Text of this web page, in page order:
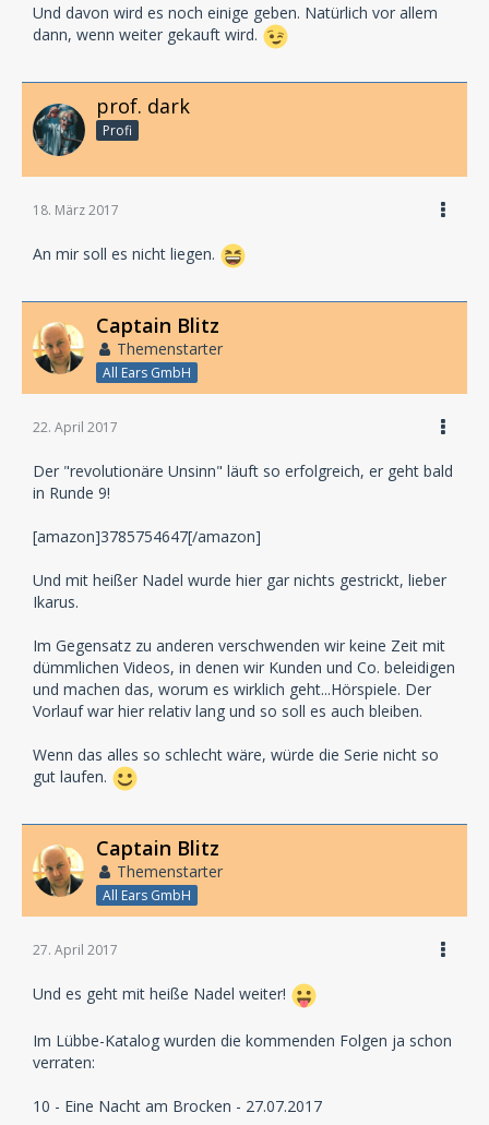
Und davon wird es noch einige geben. Natürlich vor allem
dann, wenn weiter gekauft wird.
prof. dark
Profi
18. März 2017
An mir soll es nicht liegen.
Captain Blitz
Themenstarter
All Ears GmbH
22. April 2017
Der "revolutionäre Unsinn" läuft so erfolgreich, er geht bald
in Runde 9!
[amazon]3785754647[/amazon]
Und mit heißer Nadel wurde hier gar nichts gestrickt, lieber
Ikarus.
Im Gegensatz zu anderen verschwenden wir keine Zeit mit
dümmlichen Videos, in denen wir Kunden und Co. beleidigen
und machen das, worum es wirklich geht...Hörspiele. Der
Vorlauf war hier relativ lang und so soll es auch bleiben.
Wenn das alles so schlecht wäre, würde die Serie nicht so
gut laufen.
Captain Blitz
Themenstarter
All Ears GmbH
27. April 2017
Und es geht mit heiße Nadel weiter!
Im Lübbe-Katalog wurden die kommenden Folgen ja schon
verraten:
10 - Eine Nacht am Brocken - 27.07.2017